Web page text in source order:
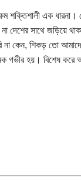
শক্তিশালী এক ধারনা।
দেশের সাথে জড়িয়ে
কেন, শিকড় তো
গভীর হয়। বিশেষ